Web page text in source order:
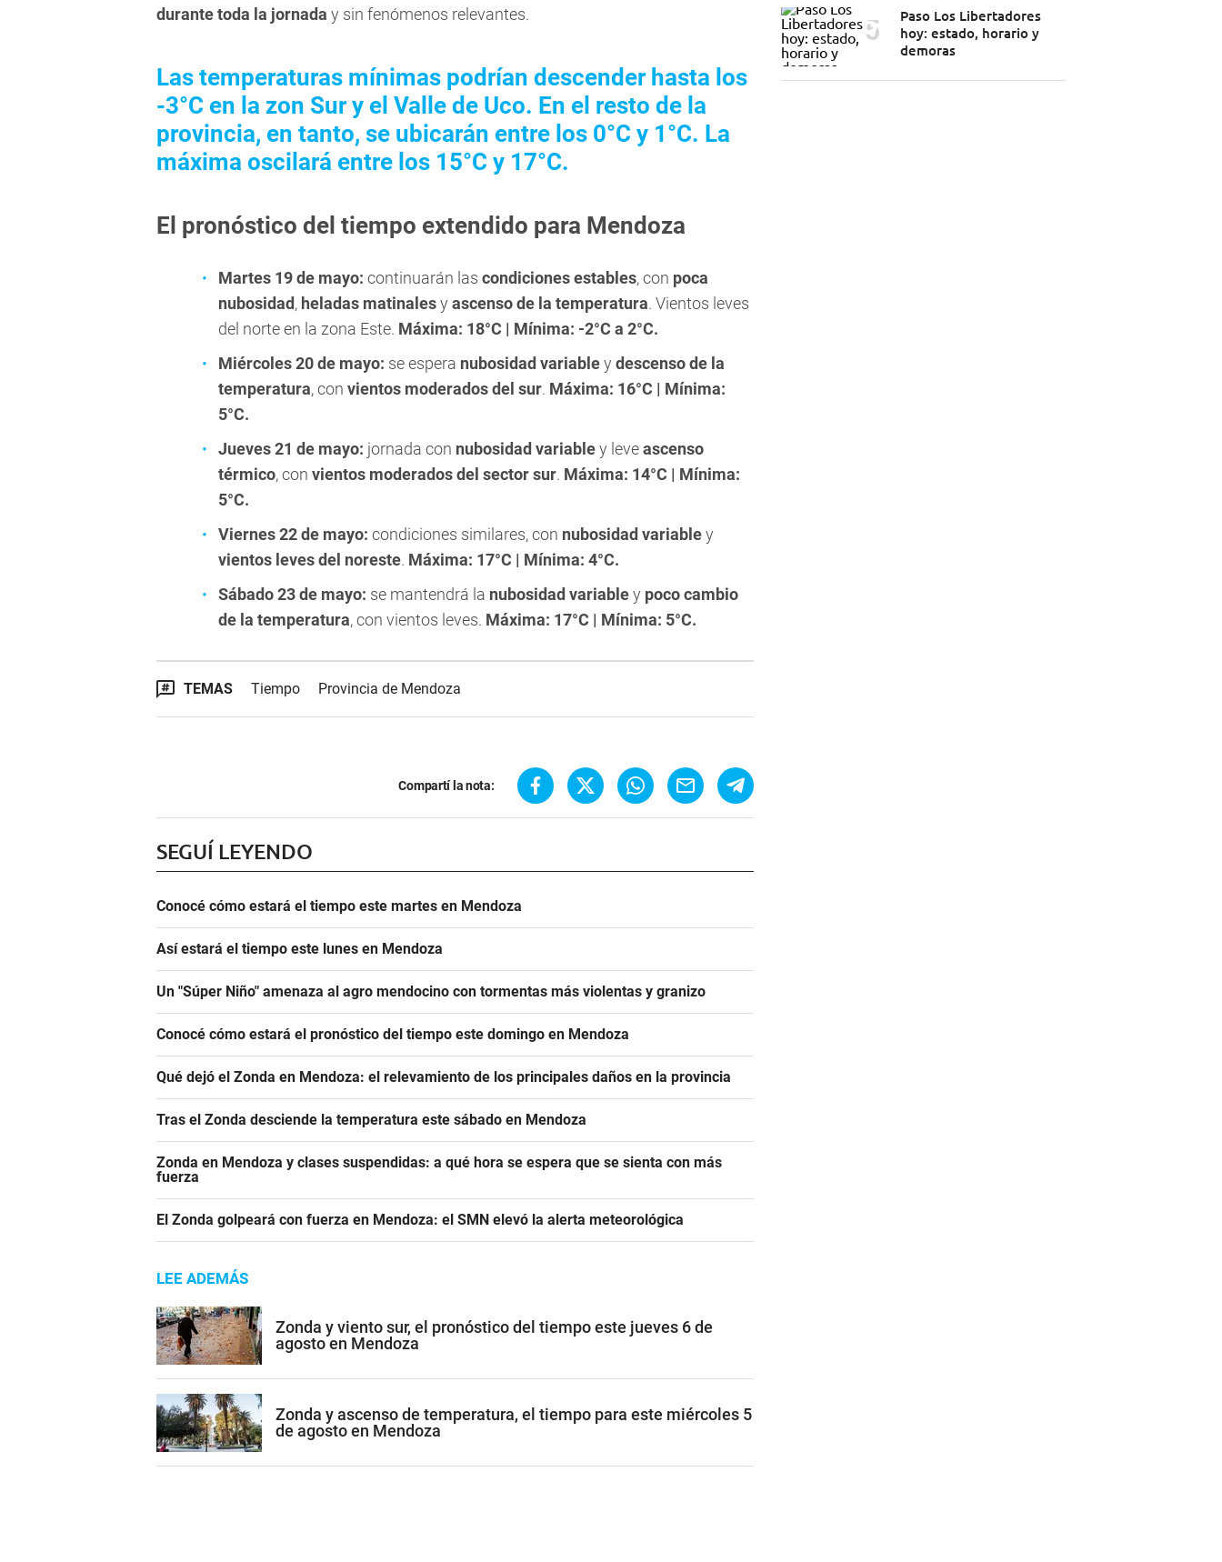
durante toda la jornada y sin fenómenos relevantes.
Las temperaturas mínimas podrían descender hasta los
-3°C en la zon Sur y el Valle de Uco. En el resto de la
provincia, en tanto, se ubicarán entre los 0°C y 1°C. La
máxima oscilará entre los 15°C y 17°C.
El pronóstico del tiempo extendido para Mendoza
Martes 19 de mayo: continuarán las condiciones estables, con poca
nubosidad, heladas matinalesy ascenso de la temperatura. Vientos leves
del norte en la zona Este. Máxima: 18°C | Mínima: -2°C a 2°C.
Miércoles 20 de mayo: se espera nubosidad variabley descenso de la
temperatura, con vientos moderados del sur. Máxima: 16°C | Mínima:
5°C.
Jueves 21 de mayo: jornada con nubosidad variabley leveascenso
térmico, con vientos moderados del sector sur. Máxima: 14°C | Mínima:
5°C.
Viernes 22 de mayo: condiciones similares, con nubosidad variabley
vientos leves del noreste. Máxima: 17°C | Mínima: 4°C.
Sábado 23 de mayo: se mantendrá la nubosidad variabley poco cambio
de la temperatura, con vientos leves. Máxima: 17°C | Mínima: 5°C.
TEMAS Tiempo Provincia de Mendoza
Compartí la nota:
SEGUÍ LEYENDO
Conocé cómo estará el tiempo este martes en Mendoza
Así estará el tiempo este lunes en Mendoza
Un "Súper Niño" amenaza al agro mendocino con tormentas más violentas y granizo
Conocé cómo estará el pronóstico del tiempo este domingo en Mendoza
Qué dejó el Zonda en Mendoza: el relevamiento de los principales daños en la provincia
Tras el Zonda desciende la temperatura este sábado en Mendoza
Zonda en Mendoza y clases suspendidas: a qué hora se espera que se sienta con más
fuerza
El Zonda golpeará con fuerza en Mendoza: el SMN elevó la alerta meteorológica
LEE ADEMÁS
Zonda y viento sur, el pronóstico del tiempo este jueves 6 de
agosto en Mendoza
Zonda y ascenso de temperatura, el tiempo para este miércoles 5
de agosto en Mendoza
Paso Los Libertadores
hoy: estado, horario y
demoras